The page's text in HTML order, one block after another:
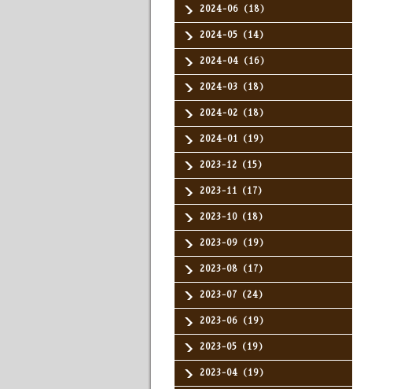
2024-06（18）
2024-05（14）
2024-04（16）
2024-03（18）
2024-02（18）
2024-01（19）
2023-12（15）
2023-11（17）
2023-10（18）
2023-09（19）
2023-08（17）
2023-07（24）
2023-06（19）
2023-05（19）
2023-04（19）